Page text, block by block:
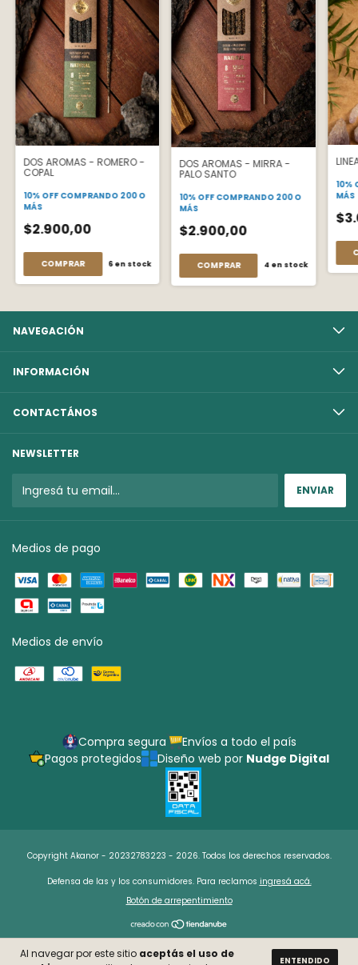
Al navegar por este sitio aceptás el uso de
ENTENDIDO
DOS AROMAS - ROMERO -
COPAL
10% OFF COMPRANDO 200 O
MÁS
$2.900,00
6en stock
DOS AROMAS - MIRRA -
PALO SANTO
10% OFFCOMPRANDO 200 O
MÁS
$2.900,00
4 en stock
10%
MÁS
NAVEGACIÓN
INFORMACIÓN
CONTACTÁNOS
NEWSLETTER
Medios de pago
Medios de envío
Compra segura
Envíos a todo el país
Pagos protegidos
Diseño web por Nudge Digital
Copyright Akanor - 20232783223 - 2026. Todos los derechos reservados.
Defensa de las y los consumidores. Para reclamos ingresá acá.
Botón de arrepentimiento